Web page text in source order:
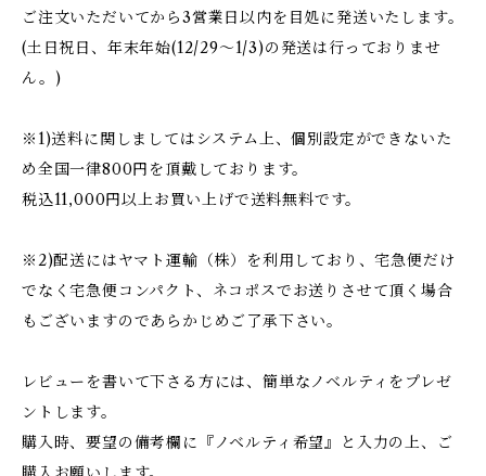
ご注文いただいてから3営業日以内を目処に発送いたします。
(土日祝日、年末年始(12/29〜1/3)の発送は行っておりませ
ん。)
※1)送料に関しましてはシステム上、個別設定ができないた
め全国一律800円を頂戴しております。
税込11,000円以上お買い上げで送料無料です。
※2)配送にはヤマト運輸（株）を利用しており、宅急便だけ
でなく宅急便コンパクト、ネコポスでお送りさせて頂く場合
もございますのであらかじめご了承下さい。
レビューを書いて下さる方には、簡単なノベルティをプレゼ
ントします。
購入時、要望の備考欄に『ノベルティ希望』と入力の上、ご